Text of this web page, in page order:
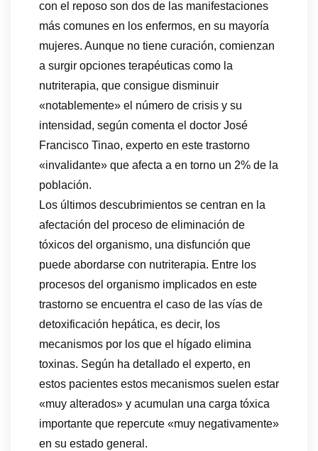
con el reposo son dos de las manifestaciones
más comunes en los enfermos, en su mayoría
mujeres. Aunque no tiene curación, comienzan
a surgir opciones terapéuticas como la
nutriterapia, que consigue disminuir
«notablemente» el número de crisis y su
intensidad, según comenta el doctor José
Francisco Tinao, experto en este trastorno
«invalidante» que afecta a en torno un 2% de la
población.
Los últimos descubrimientos se centran en la
afectación del proceso de eliminación de
tóxicos del organismo, una disfunción que
puede abordarse con nutriterapia. Entre los
procesos del organismo implicados en este
trastorno se encuentra el caso de las vías de
detoxificación hepática, es decir, los
mecanismos por los que el hígado elimina
toxinas. Según ha detallado el experto, en
estos pacientes estos mecanismos suelen estar
«muy alterados» y acumulan una carga tóxica
importante que repercute «muy negativamente»
en su estado general.